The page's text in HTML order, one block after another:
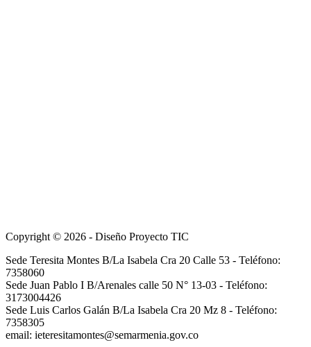
Copyright © 2026 - Diseño Proyecto TIC
Sede Teresita Montes B/La Isabela Cra 20 Calle 53 - Teléfono:
7358060
Sede Juan Pablo I B/Arenales calle 50 N° 13-03 - Teléfono:
3173004426
Sede Luis Carlos Galán B/La Isabela Cra 20 Mz 8 - Teléfono:
7358305
email: ieteresitamontes@semarmenia.gov.co